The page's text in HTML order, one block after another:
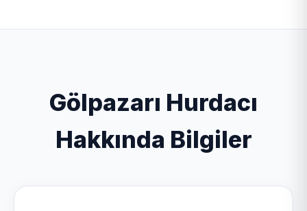
Gölpazarı Hurdacı
Hakkında Bilgiler